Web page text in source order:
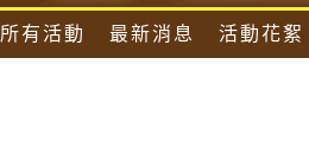
所有活動 最新消息 活動花絮